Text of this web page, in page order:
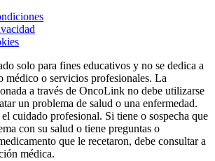
solo para fines educativos y no se dedica a
médico o servicios profesionales. La
a través de OncoLink no debe utilizarse
un problema de salud o una enfermedad.
cuidado profesional. Si tiene o sospecha que
con su salud o tiene preguntas o
que le recetaron, debe consultar a
médica.